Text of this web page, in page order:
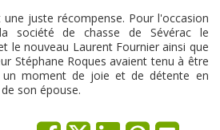
juste récompense. Pour l'occasion
société de chasse de Sévérac le
le nouveau Laurent Fournier ainsi que
Stéphane Roques avaient tenu à être
un moment de joie et de détente en
son épouse.